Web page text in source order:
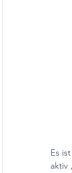
Es
aktiv